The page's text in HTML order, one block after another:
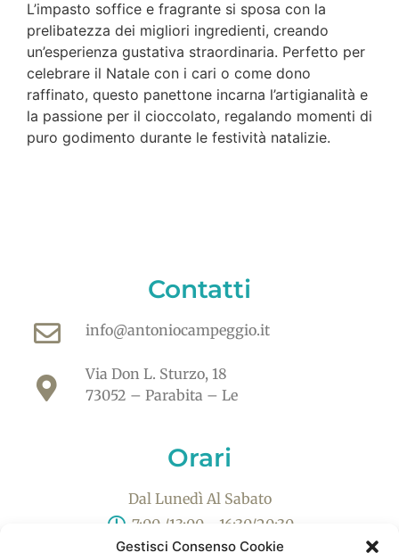
Gestisci Consenso Cookie
L’impasto soffice e fragrante si sposa con la
prelibatezza dei migliori ingredienti, creando
un’esperienza gustativa straordinaria. Perfetto per
celebrare il Natale con i cari o come dono
raffinato, questo panettone incarna l’artigianalità e
la passione per il cioccolato, regalando momenti di
puro godimento durante le festività natalizie.
Contatti
info@antoniocampeggio.it
Via Don L. Sturzo, 18
73052 – Parabita – Le
Orari
Dal Lunedì Al Sabato
7:00 /13:00 - 16:30/20:30